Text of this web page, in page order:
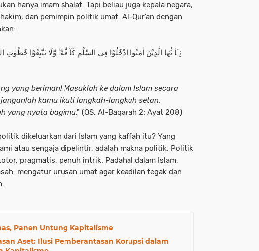
hanya imam shalat. Tapi beliau juga kepala negara,
dan pemimpin politik umat. Al-Qur’an dengan
يٰۤاَ يُّهَا الَّذِيْنَ اٰمَنُوا ادْخُلُوْا فِى السِّلْمِ کَآ فَّةً ۖ وَّلَا تَتَّبِعُوْا خُطُوٰتِ
yang beriman! Masuklah ke dalam Islam secara
kamu ikuti langkah-langkah setan.
yang nyata bagimu." (QS. Al-Baqarah 2: Ayat 208)
dikeluarkan dari Islam yang kaffah itu? Yang
atau sengaja dipelintir, adalah makna politik. Politik
pragmatis, penuh intrik. Padahal dalam Islam,
mengatur urusan umat agar keadilan tegak dan
Panen Untung Kapitalisme
Aset: Ilusi Pemberantasan Korupsi dalam